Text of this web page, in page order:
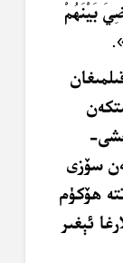
بَيْنَهُمْ
سۆزى
ھۆكۈم
ئېغىر